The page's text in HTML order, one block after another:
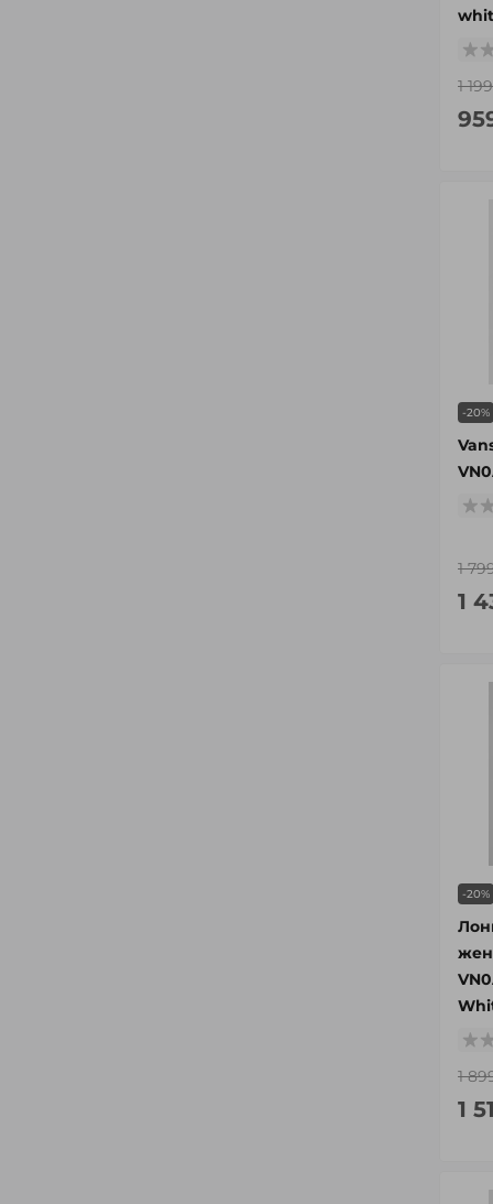
1
-20%
1
1
-20%
1
1